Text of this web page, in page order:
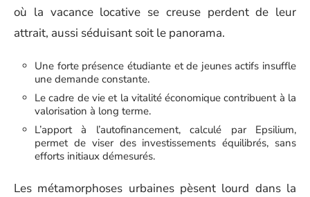
où la vacance locative se creuse perdent de leur
attrait, aussi séduisant soit le panorama.
Une forte présence étudiante et de jeunes actifs insuffle
une demande constante.
Le cadre de vie et la vitalité économique contribuent à la
valorisation à long terme.
L’apport à l’autofinancement, calculé par Epsilium,
permet de viser des investissements équilibrés, sans
efforts initiaux démesurés.
Les métamorphoses urbaines pèsent lourd dans la